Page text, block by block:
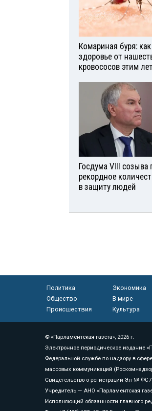
Комариная буря:
здоровье от
кровососов этим
Госдума VIII созыва
рекордное
в защиту людей
Политика
Экономика
Общество
В мире
Происшествия
Культура
© «Парламентская газета», 2026 г.
Электронное периодическое издание
Федеральной службе по надзору в
массовых коммуникаций
Свидетельство о регистрации Эл №
Учредитель — АНО «Парламентская
Исполняющий обязанности главного